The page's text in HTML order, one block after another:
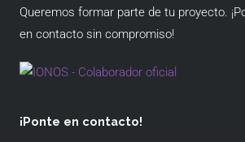
Queremos formar parte de tu proyecto.
en contacto sin compromiso!
¡Ponte en contacto!